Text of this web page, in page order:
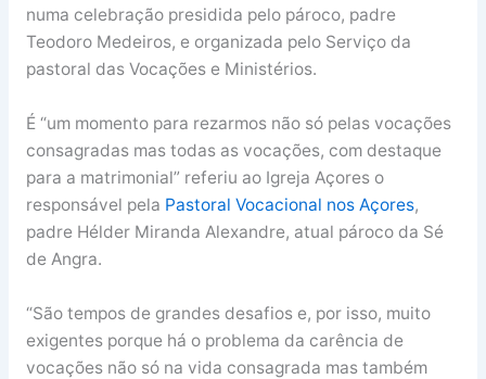
numa celebração presidida pelo pároco, padre
Teodoro Medeiros, e organizada pelo Serviço da
pastoral das Vocações e Ministérios.
É “um momento para rezarmos não só pelas vocações
consagradas mas todas as vocações, com destaque
para a matrimonial” referiu ao Igreja Açores o
responsável pela Pastoral Vocacional nos Açores,
padre Hélder Miranda Alexandre, atual pároco da Sé
de Angra.
“São tempos de grandes desafios e, por isso, muito
exigentes porque há o problema da carência de
vocações não só na vida consagrada mas também